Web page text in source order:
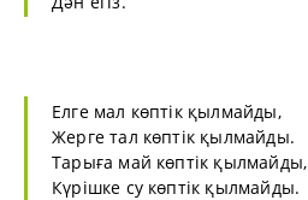
Елге мал көптік қылмайды,
Жерге тал көптік қылмайды.
Тарыға май көптік қылмайды,
Күрішке су көптік қылмайды.